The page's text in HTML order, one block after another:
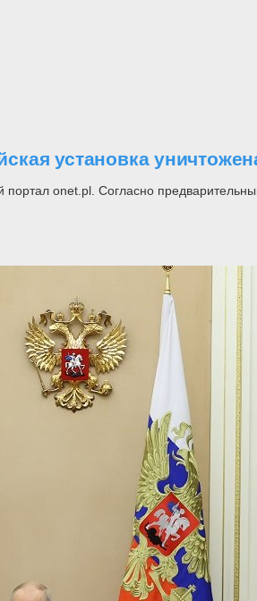
установка
onet.pl. Согласно